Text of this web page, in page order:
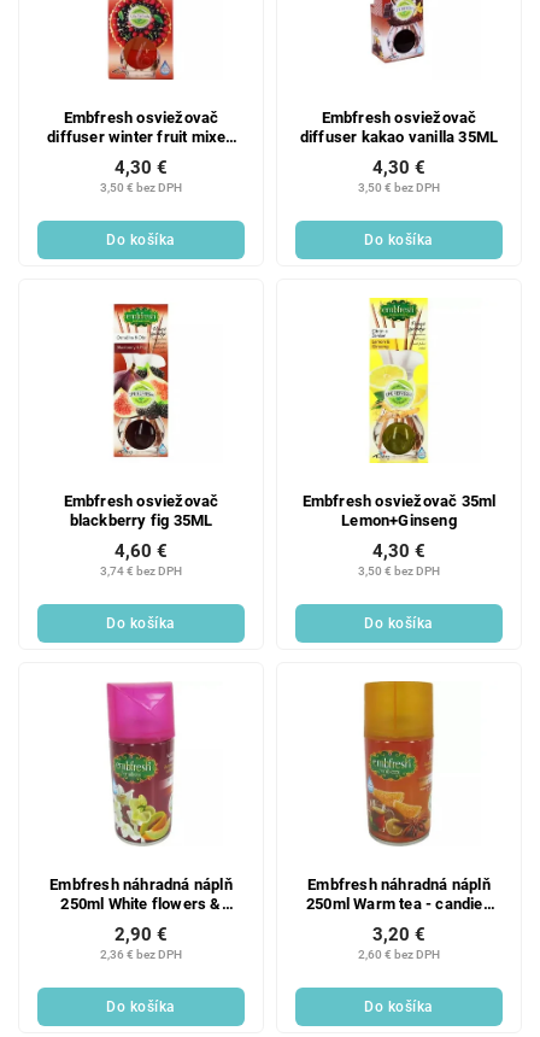
Embfresh osviežovač
diffuser winter fruit mixed
35ML
3,50 € bez DPH
4,30 €
Do košíka
Embfresh osviežovač
diffuser kakao vanilla 35ML
3,50 € bez DPH
4,30 €
Do košíka
Embfresh osviežovač
blackberry fig 35ML
3,74 € bez DPH
4,60 €
Do košíka
Embfresh osviežovač 35ml
Lemon+Ginseng
3,50 € bez DPH
4,30 €
Do košíka
Embfresh náhradná náplň
250ml White flowers &
2,36 € bez DPH
2,90 €
Do košíka
Embfresh náhradná náplň
250ml Warm tea - candied
2,60 € bez DPH
3,20 €
Do košíka